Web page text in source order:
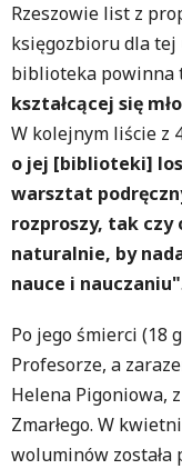
Rzeszowie list z
księgozbioru dla tej
biblioteka powinna
kształcącej się
W kolejnym liście z
o jej [biblioteki]
warsztat
rozproszy, tak czy
naturalnie, by
nauce i nauczaniu".
Po jego śmierci (18
Profesorze, a
Helena Pigoniowa,
Zmarłego. W
woluminów została